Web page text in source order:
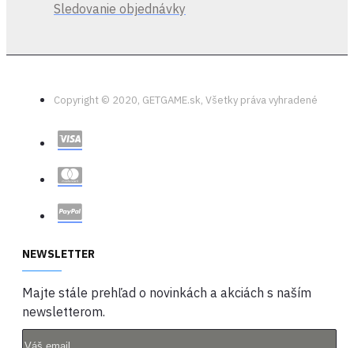
Sledovanie objednávky
Copyright © 2020, GETGAME.sk, Všetky práva vyhradené
NEWSLETTER
Majte stále prehľad o novinkách a akciách s naším
newsletterom.